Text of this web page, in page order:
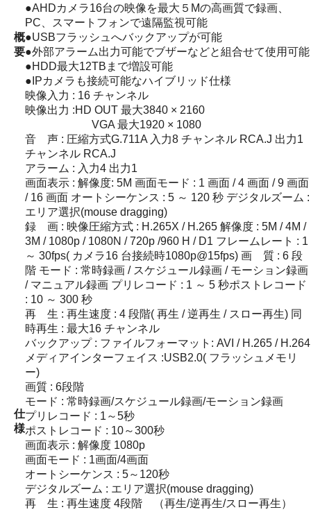
概
要
●AHDカメラ16台の映像を最大５Mの高画質で録画、
PC、スマートフォンで遠隔監視可能
●USBフラッシュへバックアップが可能
●外部アラーム出力可能でブザーなどと組合せて使用可能
●HDD最大12TBまで増設可能
●IPカメラも接続可能なハイブリッド仕様
仕
様
映像入力 : 16 チャンネル
映像出力 :HD OUT 最大3840 × 2160
VGA 最大1920 × 1080
音 声 : 圧縮方式G.711A 入力8 チャンネル RCA.J 出力1
チャンネル RCA.J
アラーム : 入力4 出力1
画面表示 : 解像度: 5M 画面モード : 1 画面 / 4 画面 / 9 画面
/ 16 画面 オートシーケンス : 5 ～ 120 秒 デジタルズーム :
エリア選択(mouse dragging)
録 画 : 映像圧縮方式 : H.265X / H.265 解像度 : 5M / 4M /
3M / 1080p / 1080N / 720p /960 H / D1 フレームレート : 1
～ 30fps( カメラ16 台接続時1080p@15fps) 画 質 : 6 段
階 モード : 常時録画 / スケジュール録画 / モーション録画
/ マニュアル録画 プリレコード : 1 ～ 5 秒ポストレコード
: 10 ～ 300 秒
再 生 : 再生速度 : 4 段階( 再生 / 逆再生 / スロー再生) 同
時再生 : 最大16 チャンネル
バックアップ : ファイルフォーマット: AVI / H.265 / H.264
メディアインターフェイス :USB2.0( フラッシュメモリ
ー)
画質 : 6段階
モード : 常時録画/スケジュール録画/モーション録画
プリレコード : 1～5秒
ポストレコード : 10～300秒
画面表示 : 解像度 1080p
画面モード : 1画面/4画面
オートシーケンス : 5～120秒
デジタルズーム : エリア選択(mouse dragging)
再 生 : 再生速度 4段階 （再生/逆再生/スロー再生）